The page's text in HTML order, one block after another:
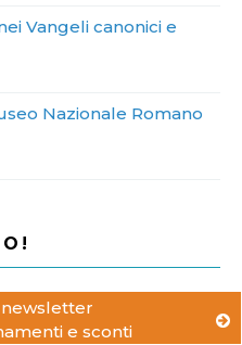
newsletter
e sconti
Vangeli canonici e
Nazionale Romano
per rimanere
e promozioni